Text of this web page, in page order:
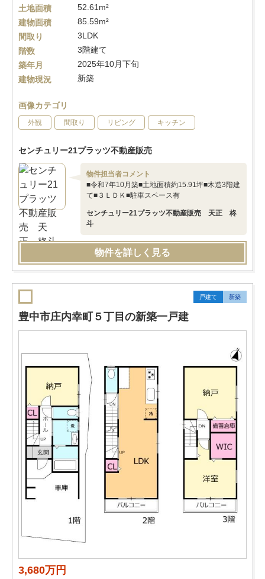
土地面積
52.61m²
建物面積
85.59m²
間取り
3LDK
階数
3階建て
築年月
2025年10月下旬
建物現況
新築
画像カテゴリ
外観 間取り リビング キッチン
センチュリー21プラッツ不動産販売
物件担当者コメント
■令和7年10月築■土地面積約15.91坪■木造3階建
て■３ＬＤＫ■駐車スペース有
センチュリー21プラッツ不動産販売 天正 柊
斗
物件を詳しく見る
戸建て 新築
豊中市庄内幸町５丁目の新築一戸建
3,680万円